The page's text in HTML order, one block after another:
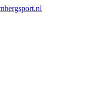
bergsport.nl